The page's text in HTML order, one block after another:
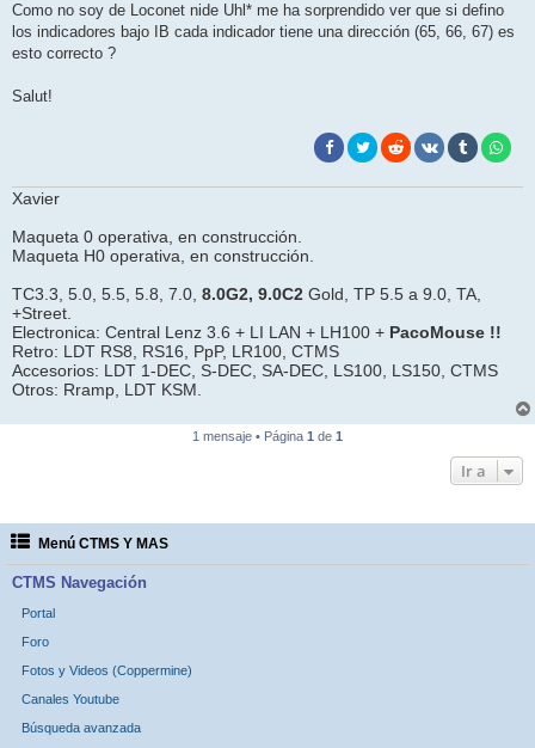
Como no soy de Loconet nide Uhl* me ha sorprendido ver que si defino
los indicadores bajo IB cada indicador tiene una dirección (65, 66, 67) es
esto correcto ?
Salut!
Xavier
Maqueta 0 operativa, en construcción.
Maqueta H0 operativa, en construcción.
TC3.3, 5.0, 5.5, 5.8, 7.0, 8.0G2, 9.0C2 Gold, TP 5.5 a 9.0, TA,
+Street.
Electronica: Central Lenz 3.6 + LI LAN + LH100 + PacoMouse !!
Retro: LDT RS8, RS16, PpP, LR100, CTMS
Accesorios: LDT 1-DEC, S-DEC, SA-DEC, LS100, LS150, CTMS
Otros: Rramp, LDT KSM.
1 mensaje • Página 1 de 1
Ir a
Menú CTMS Y MAS
CTMS Navegación
Portal
Foro
Fotos y Videos (Coppermine)
Canales Youtube
Búsqueda avanzada